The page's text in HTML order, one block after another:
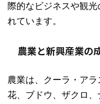
際的なビジネスや観
れています。
農業と新興産業の
農業は、クーラ・ア
花、ブドウ、ザクロ